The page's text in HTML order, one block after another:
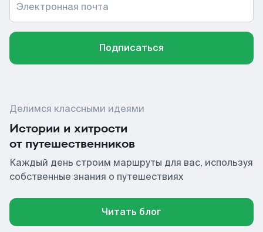
Электронная почта
Подписаться
Делимся классными идеями
Истории и хитрости
от путешественников
Каждый день строим маршруты для вас, используя
собственные знания о путешествиях
Читать блог